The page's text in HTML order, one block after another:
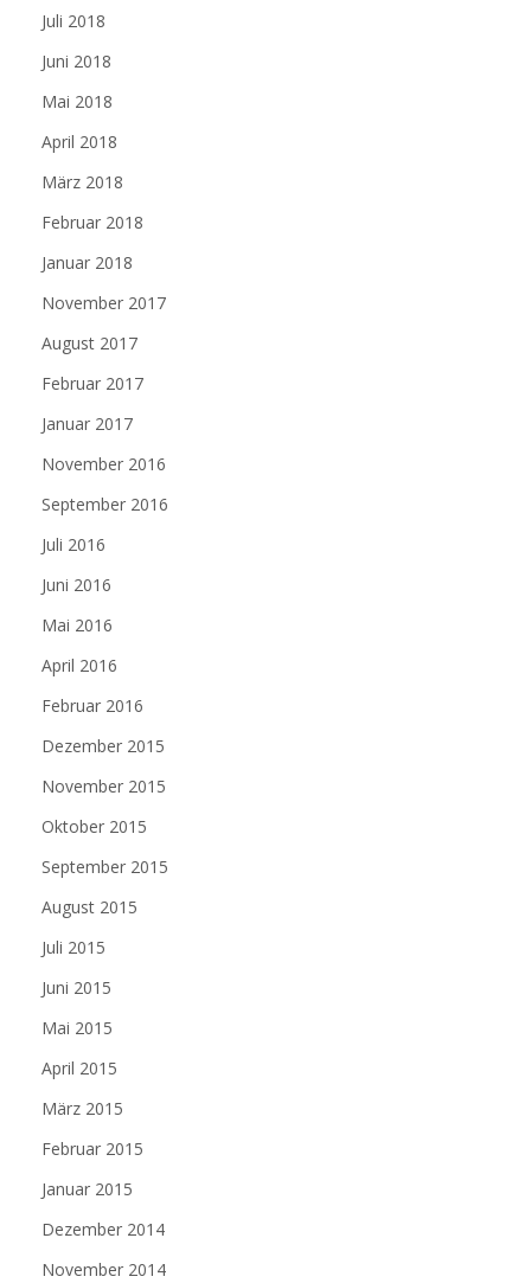
Juli 2018
Juni 2018
Mai 2018
April 2018
März 2018
Februar 2018
Januar 2018
November 2017
August 2017
Februar 2017
Januar 2017
November 2016
September 2016
Juli 2016
Juni 2016
Mai 2016
April 2016
Februar 2016
Dezember 2015
November 2015
Oktober 2015
September 2015
August 2015
Juli 2015
Juni 2015
Mai 2015
April 2015
März 2015
Februar 2015
Januar 2015
Dezember 2014
November 2014